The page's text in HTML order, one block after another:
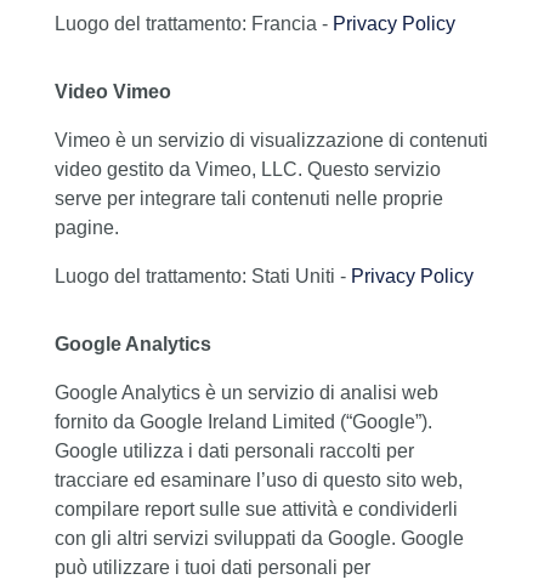
Luogo del trattamento: Francia - Privacy Policy
Video Vimeo
Vimeo è un servizio di visualizzazione di contenuti
video gestito da Vimeo, LLC. Questo servizio
serve per integrare tali contenuti nelle proprie
pagine.
Luogo del trattamento: Stati Uniti - Privacy Policy
Google Analytics
Google Analytics è un servizio di analisi web
fornito da Google Ireland Limited (“Google”).
Google utilizza i dati personali raccolti per
tracciare ed esaminare l’uso di questo sito web,
compilare report sulle sue attività e condividerli
con gli altri servizi sviluppati da Google. Google
può utilizzare i tuoi dati personali per